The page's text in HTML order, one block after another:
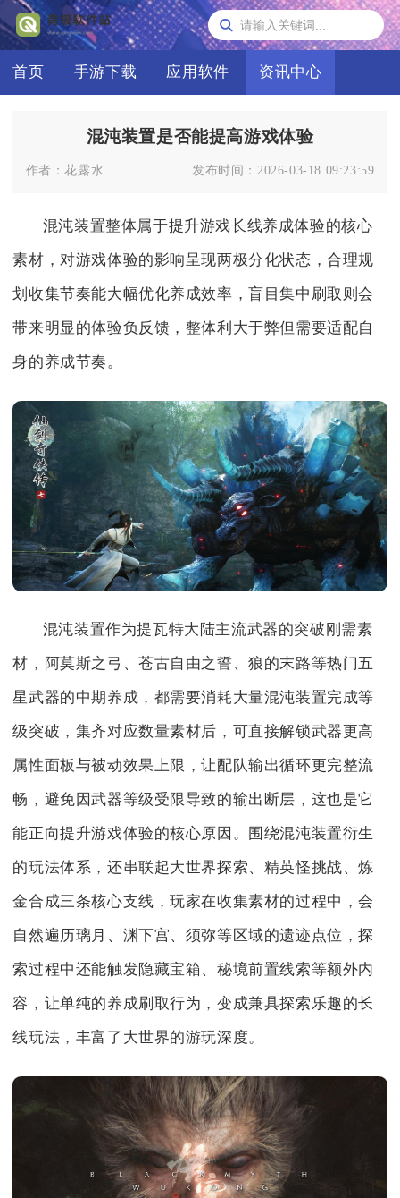
首页 手游下载 应用软件 资讯中心
混沌装置是否能提高游戏体验
作者：花露水 发布时间： 2026-03-18 09:23:59
混沌装置整体属于提升游戏长线养成体验的核心
素材，对游戏体验的影响呈现两极分化状态，合理规
划收集节奏能大幅优化养成效率，盲目集中刷取则会
带来明显的体验负反馈，整体利大于弊但需要适配自
身的养成节奏。
混沌装置作为提瓦特大陆主流武器的突破刚需素
材，阿莫斯之弓、苍古自由之誓、狼的末路等热门五
星武器的中期养成，都需要消耗大量混沌装置完成等
级突破，集齐对应数量素材后，可直接解锁武器更高
属性面板与被动效果上限，让配队输出循环更完整流
畅，避免因武器等级受限导致的输出断层，这也是它
能正向提升游戏体验的核心原因。围绕混沌装置衍生
的玩法体系，还串联起大世界探索、精英怪挑战、炼
金合成三条核心支线，玩家在收集素材的过程中，会
自然遍历璃月、渊下宫、须弥等区域的遗迹点位，探
索过程中还能触发隐藏宝箱、秘境前置线索等额外内
容，让单纯的养成刷取行为，变成兼具探索乐趣的长
线玩法，丰富了大世界的游玩深度。